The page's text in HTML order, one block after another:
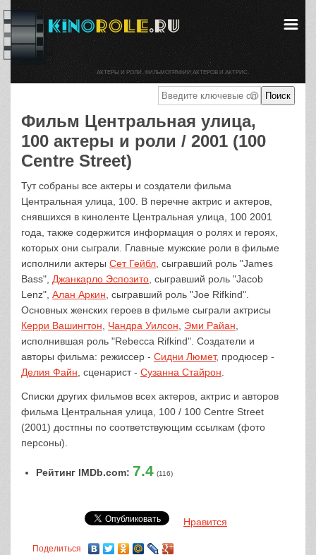
Фильм Центральная улица,
100 актеры и роли / 2001 (100
Centre Street)
Тут собраны все актеры и создатели фильма
Центральная улица, 100. В перечне актрис и актеров,
снявшихся в киноленте Центральная улица, 100 2001
года, также содержится информация о ролях и героях,
которых они сыграли. Главные мужские роли в фильме
исполнили актеры Сет Гейбл , сыгравший роль "James
Bass", Джанкарло Эспозито , сыгравший роль "Jacob
Lenz", Алан Аркин , сыгравший роль "Joe Rifkind".
Основных женских героев в фильме сыграли актрисы
Керри Вашингтон
Чандра Уилсон Эми Райан
исполнившая роль "Rebecca Rifkind". Создатели и
авторы фильма: режиссер - Сидни Люмет, продюсер -
Делия Файн , сценарист - Сузанна Стайрон
Списки других фильмов всех актеров, актрис и авторов
фильма Центральная улица, 100 / 100 Centre Street
(2001) достпны по соответствующим ссылкам (фото
персоны).
Рейтинг IMDb.com: 7.4 (116)
Нравится
Поделиться
АКТЕРЫ И РОЛИ. ФИЛЬМОГРАФИИ АКТЕРОВ И АКТРИС.